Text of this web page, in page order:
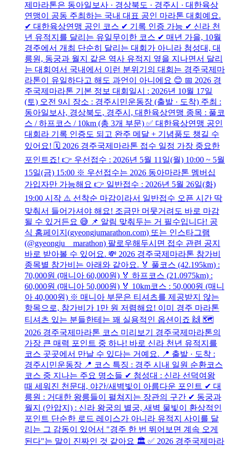
제마라톤은 동아일보사 · 경상북도 · 경주시 · 대한육상
연맹이 공동 주최하는 국내 대표 공인 마라톤 대회예요.
✔ 대한육상연맹 공인 코스 ✔ 기록 인증 가능 ✔ 신라 천
년 유적지를 달리는 유일무이한 코스 ✔ 매년 가을, 10월
경주에서 개최 단순히 달리는 대회가 아니라 첨성대, 대
릉원, 동궁과 월지 같은 역사 유적지 옆을 지나면서 달리
는 대회여서 국내에서 이런 분위기의 대회는 경주국제마
라톤이 유일하다고 해도 과언이 아니에요 😊 📅 2026 경
주국제마라톤 기본 정보 대회일시 : 2026년 10월 17일
(토) 오전 9시 장소 : 경주시민운동장 (출발 · 도착) 주최 :
동아일보사, 경상북도, 경주시, 대한육상연맹 종목 : 풀코
스 / 하프코스 / 10km (총 3개 부문) ✅ 대한육상연맹 공인
대회라 기록 인증도 되고 완주 메달 + 기념품도 챙길 수
있어요! 🗓️ 2026 경주국제마라톤 접수 일정 가장 중요한
포인트죠! 👉 우선접수 : 2026년 5월 11일(월) 10:00 ~ 5월
15일(금) 15:00 ※ 우선접수는 2026 동아마라톤 멤버십
가입자만 가능해요 👉 일반접수 : 2026년 5월 26일(화)
19:00 시작 ⚠️ 선착순 마감이라서 일반접수 오픈 시간 딱
맞춰서 들어가셔야 해요! 조금만 머뭇거려도 바로 마감
될 수 있거든요 😅 📌 알림 맞춰두는 거 필수입니다! 공
식 홈페이지(gyeongjumarathon.com) 또는 인스타그램
(@gyeongju__marathon) 팔로우해두시면 접수 관련 공지
바로 받아볼 수 있어요. 💸 2026 경주국제마라톤 참가비
종목별 참가비는 아래와 같아요. 🏅 풀코스 (42.195km) :
70,000원 (매니아 60,000원) 🏅 하프코스 (21.0975km) :
60,000원 (매니아 50,000원) 🏅 10km코스 : 50,000원 (매니
아 40,000원) ※ 매니아 부문은 티셔츠를 제공받지 않는
항목으로, 참가비가 1만 원 저렴해요! 이미 경주 마라톤
티셔츠 있는 분들한테는 꽤 실용적인 옵션이죠 🙌 🗺️
2026 경주국제마라톤 코스 미리보기 경주국제마라톤의
가장 큰 매력 포인트 중 하나! 바로 신라 천년 유적지를
코스 곳곳에서 만날 수 있다는 거예요. 📍 출발 · 도착 :
경주시민운동장 📍 코스 특징 : 경주 시내 일원 순환코스
코스 중 지나는 주요 명소들 ✔ 첨성대 : 신라 선덕여왕
때 세워진 천문대, 야간/새벽빛이 아름다운 포인트 ✔ 대
릉원 : 거대한 왕릉들이 펼쳐지는 장관의 구간 ✔ 동궁과
월지 (안압지) : 신라 왕궁의 별궁, 새벽 물빛이 환상적인
포인트 단순한 로드 레이스가 아니라 유적지 사이를 달
리는 그 감동이 있어서 "경주 한 번 뛰어보면 계속 오게
된다"는 말이 진짜인 것 같아요 🏛️ ✅ 2026 경주국제마라